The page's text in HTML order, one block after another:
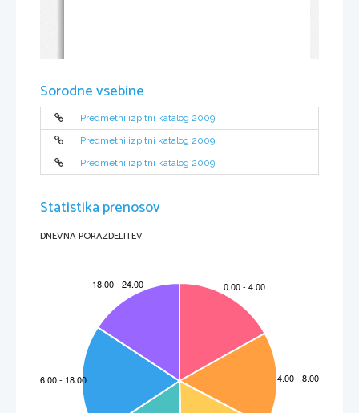
2.1   Zunanji del izpita
2.2   Notranji del izpita
3.  Zgradba in vrednotenje izpita 8
3.1   Shema   izpita
3.2   Tipi nalog in vrednotenje
3.3   Merila vrednotenja izpita in posameznih izpitnih delov
Sorodne vsebine
Predmetni izpitni katalog 2009
Predmetni izpitni katalog 2009
Predmetni izpitni katalog 2009
Statistika prenosov
DNEVNA PORAZDELITEV